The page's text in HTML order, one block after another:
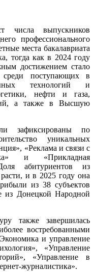
числа выпускников
профессионального
места бакалавриата
тогда как в 2024 году
достижением стало
среди поступающих в
технологий и
нефти и газа,
а также в Высшую
зафиксированы по
уникальных
«Реклама и связи с
и «Прикладная
абитуриентов из
и в 2025 году она
из 38 субъектов
из Донецкой Народной
также завершилась
востребованными
и управление
«Управление
«Управление в
журналистика».